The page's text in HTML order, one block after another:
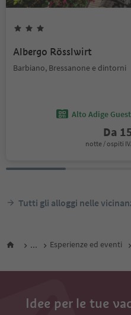
Albergo Rösslwirt
Barbiano, Bressanone e dintorni
Alto Adige
Da
notte / ospiti
Tutti gli alloggi nelle
... Esperienze ed eventi
Idee per le tue